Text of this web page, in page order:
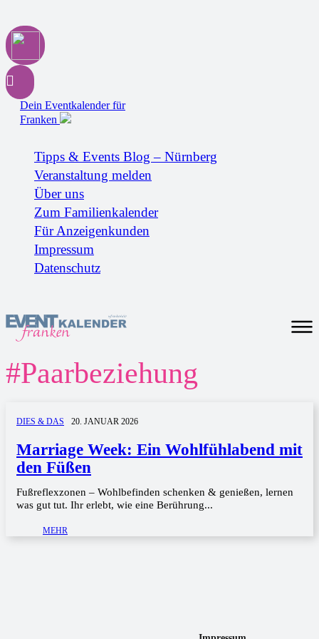
Dein Eventkalender für
Franken
Tipps & Events Blog – Nürnberg
Veranstaltung melden
Über uns
Zum Familienkalender
Für Anzeigenkunden
Impressum
Datenschutz
#Paarbeziehung
DIES & DAS 20. JANUAR 2026
Marriage Week: Ein Wohlfühlabend mit
den Füßen
Fußreflexzonen – Wohlbefinden schenken & genießen, lernen
was gut tut. Ihr erlebt, wie eine Berührung...
MEHR